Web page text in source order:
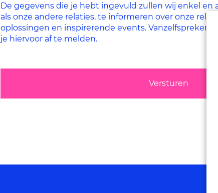
De gegevens die je hebt ingevuld zullen wij enkel en
als onze andere relaties, te informeren over onze
oplossingen en inspirerende events. Vanzelfsprekend
je hiervoor af te melden.